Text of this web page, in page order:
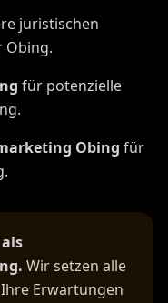
juristischen
Obing.
für potenzielle
Obing für
Wir setzen alle
Erwartungen